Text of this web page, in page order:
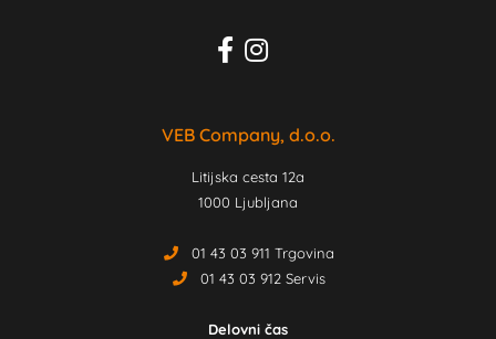
VEB Company, d.o.o.
Litijska cesta 12a
1000 Ljubljana
01 43 03 911 Trgovina
01 43 03 912 Servis
Delovni čas